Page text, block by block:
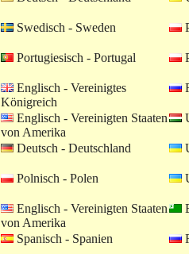
Swedisch - Sweden
Portugiesisch - Portugal
Englisch - Vereinigtes
Königreich
Englisch - Vereinigten Staaten
von Amerika
Deutsch - Deutschland
Polnisch - Polen
Englisch - Vereinigten Staaten
von Amerika
Spanisch - Spanien